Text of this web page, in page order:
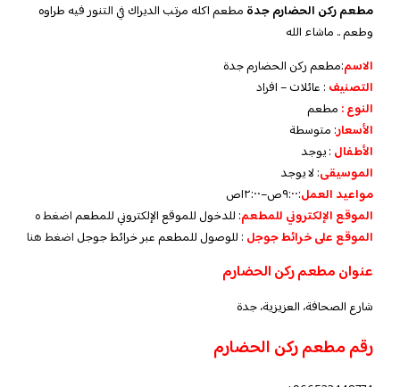
مطعم ركن الحضارم جدة مطعم اكله مرتب الديراك في التنور فيه طراوه
وطعم .. ماشاء الله
الاسم:مطعم ركن الحضارم جدة
التصنيف : عائلات – افراد
النوع : مطعم
الأسعار: متوسطة
الأطفال :يوجد
الموسيقى: لا يوجد
مواعيد العمل:٩:٠٠ص–١٢:٠٠ص
الموقع الإلكتروني للمطعم: للدخول للموقع الإلكتروني للمطعماضغط ه
الموقع على خرائط جوجل : للوصول للمطعم عبر خرائط جوجل اضغط هنا
عنوان مطعم ركن الحضارم
شارع الصحافة، العزيزية، جدة
رقم مطعم ركن الحضارم